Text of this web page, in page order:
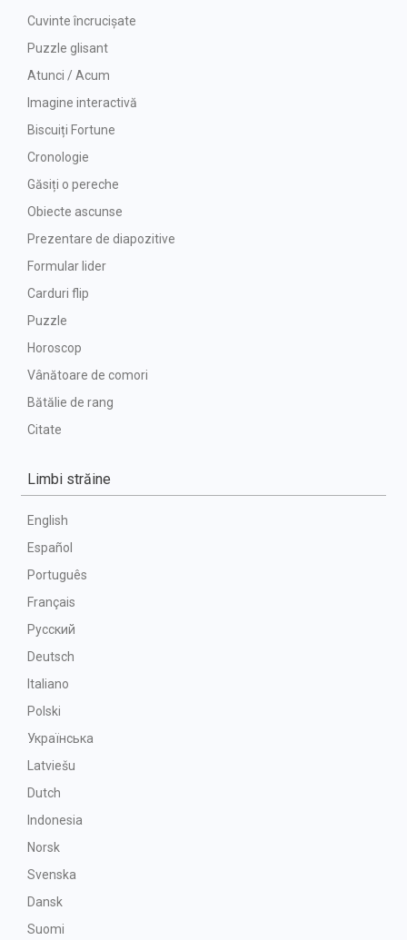
Cuvinte încrucișate
Puzzle glisant
Atunci / Acum
Imagine interactivă
Biscuiți Fortune
Cronologie
Găsiți o pereche
Obiecte ascunse
Prezentare de diapozitive
Formular lider
Carduri flip
Puzzle
Horoscop
Vânătoare de comori
Bătălie de rang
Citate
Limbi străine
English
Español
Português
Français
Русский
Deutsch
Italiano
Polski
Українська
Latviešu
Dutch
Indonesia
Norsk
Svenska
Dansk
Suomi